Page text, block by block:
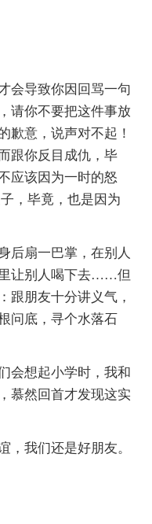
会导致你因回骂一句
请你不要把这件事放
歉意，说声对不起！
跟你反目成仇，毕
应该因为一时的怒
，毕竟，也是因为
后扇一巴掌，在别人
让别人喝下去……但
跟朋友十分讲义气，
问底，寻个水落石
会想起小学时，我和
慕然回首才发现这实
，我们还是好朋友。